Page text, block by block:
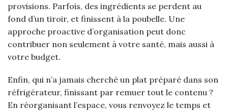
provisions. Parfois, des ingrédients se perdent au
fond d’un tiroir, et finissent à la poubelle. Une
approche proactive d’organisation peut donc
contribuer non seulement à votre santé, mais aussi à
votre budget.
Enfin, qui n’a jamais cherché un plat préparé dans son
réfrigérateur, finissant par remuer tout le contenu ?
En réorganisant l’espace, vous renvoyez le temps et